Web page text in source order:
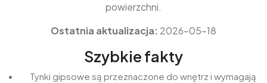
powierzchni.
Ostatnia aktualizacja: 2026-05-18
Szybkie fakty
Tynki gipsowe są przeznaczone do wnętrz i wymagają